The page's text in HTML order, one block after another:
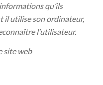
qu’ils
il utilise son ordinateur,
l’utilisateur.
site web